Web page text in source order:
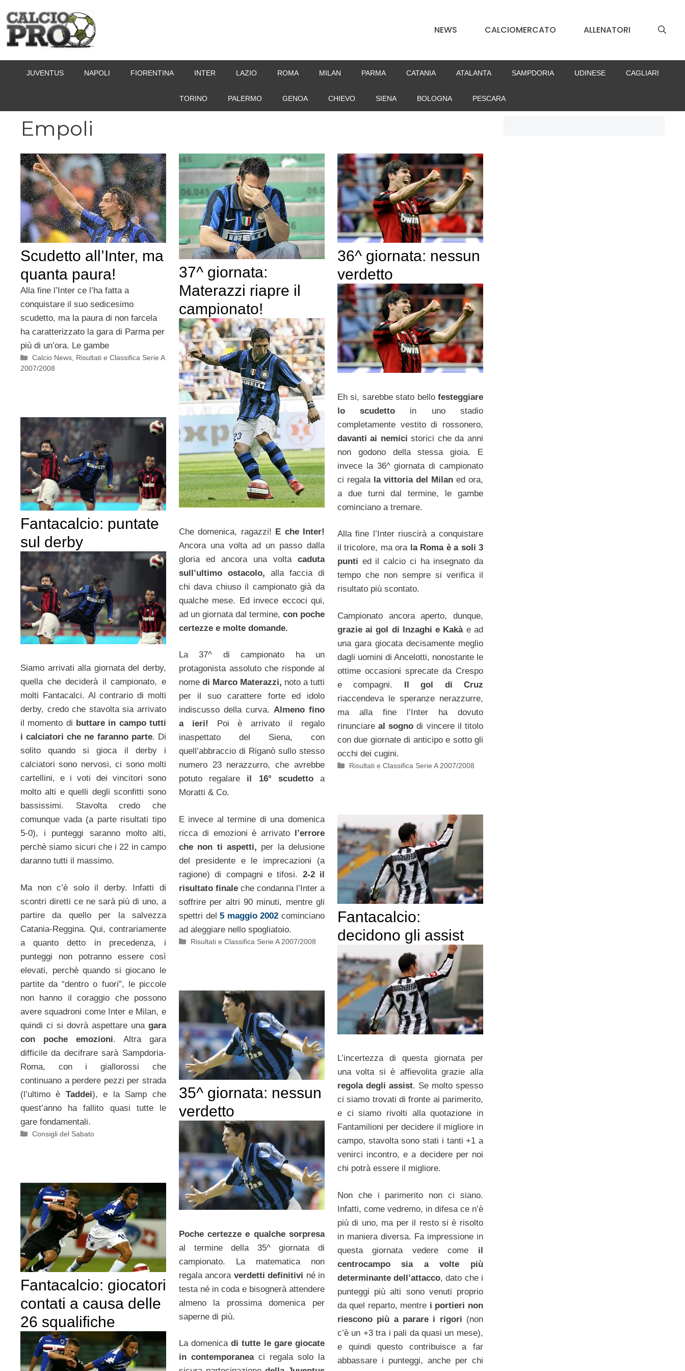
contenuto
NEWS CALCIOMERCATO ALLENATORI
JUVENTUS NAPOLI FIORENTINA INTER LAZIO ROMA MILAN PARMA CATANIA ATALANTA SAMPDORIA UDINESE CAGLIARI
TORINO PALERMO GENOA CHIEVO SIENA BOLOGNA PESCARA
Empoli
Scudetto all’Inter, ma
quanta paura!
Alla fine l’Inter ce l’ha fatta a
conquistare il suo sedicesimo
scudetto, ma la paura di non farcela
ha caratterizzato la gara di Parma per
più di un’ora. Le gambe
Categorie
Calcio News Risultati e Classifica Serie A
2007/2008
37^ giornata:
Materazzi riapre il
campionato!
Che domenica, ragazzi! E che Inter!
Ancora una volta ad un passo dalla
gloria ed ancora una volta caduta
sull’ultimo ostacolo, alla faccia di
chi dava chiuso il campionato già da
qualche mese. Ed invece eccoci qui,
ad un giornata dal termine, con poche
certezze e molte domande.
La 37^ di campionato ha un
protagonista assoluto che risponde al
nome di Marco Materazzi, noto a tutti
per il suo carattere forte ed idolo
indiscusso della curva. Almeno fino
a ieri!
Poi è arrivato il regalo
inaspettato del Siena, con
quell’abbraccio di Riganò sullo stesso
numero 23 nerazzurro, che avrebbe
potuto regalare il 16° scudetto a
Moratti & Co.
E invece al termine di una domenica
ricca di emozioni è arrivato l’errore
che non ti aspetti, per la delusione
del presidente e le imprecazioni (a
ragione) di compagni e tifosi. 2-2 il
risultato finaleche condanna l’Inter a
soffrire per altri 90 minuti, mentre gli
spettri del5 maggio 2002 cominciano
ad aleggiare nello spogliatoio.
Categorie
Risultati e Classifica Serie A 2007/2008
36^ giornata: nessun
verdetto
Eh si, sarebbe stato bello festeggiare
lo scudetto in uno stadio
completamente vestito di rossonero,
davanti ai nemicistorici che da anni
non godono della stessa gioia. E
invece la 36^ giornata di campionato
ci regala la vittoria del Milaned ora,
a due turni dal termine, le gambe
cominciano a tremare.
Alla fine l’Inter riuscirà a conquistare
il tricolore, ma ora la Roma è a soli 3
punti ed il calcio ci ha insegnato da
tempo che non sempre si verifica il
risultato più scontato.
Campionato ancora aperto, dunque,
grazie ai gol di Inzaghi e Kakàe ad
una gara giocata decisamente meglio
dagli uomini di Ancelotti, nonostante le
ottime occasioni sprecate da Crespo
e compagni. Il gol di Cruz
riaccendeva le speranze nerazzurre,
ma alla fine l’Inter ha dovuto
rinunciareal sogno di vincere il titolo
con due giornate di anticipo e sotto gli
occhi dei cugini.
Categorie
Risultati e Classifica Serie A 2007/2008
Fantacalcio: puntate
sul derby
Siamo arrivati alla giornata del derby,
quella che deciderà il campionato, e
molti Fantacalci. Al contrario di molti
derby, credo che stavolta sia arrivato
il momento di buttare in campo tutti
i calciatori che ne faranno parte. Di
solito quando si gioca il derby i
calciatori sono nervosi, ci sono molti
cartellini, e i voti dei vincitori sono
molto alti e quelli degli sconfitti sono
bassissimi. Stavolta credo che
comunque vada (a parte risultati tipo
5-0), i punteggi saranno molto alti,
perchè siamo sicuri che i 22 in campo
daranno tutti il massimo.
Ma non c’è solo il derby. Infatti di
scontri diretti ce ne sarà più di uno, a
partire da quello per la salvezza
Catania-Reggina. Qui, contrariamente
a quanto detto in precedenza, i
punteggi non potranno essere così
elevati, perchè quando si giocano le
partite da “dentro o fuori”, le piccole
non hanno il coraggio che possono
avere squadroni come Inter e Milan, e
quindi ci si dovrà aspettare una gara
con poche emozioni. Altra gara
difficile da decifrare sarà Sampdoria-
Roma, con i giallorossi che
continuano a perdere pezzi per strada
(l’ultimo è Taddei), e la Samp che
quest’anno ha fallito quasi tutte le
gare fondamentali.
Categorie
Consigli del Sabato
Fantacalcio:
decidono gli assist
L’incertezza di questa giornata per
una volta si è affievolita grazie alla
regola degli assist. Se molto spesso
ci siamo trovati di fronte ai parimerito,
e ci siamo rivolti alla quotazione in
Fantamilioni per decidere il migliore in
campo, stavolta sono stati i tanti +1 a
venirci incontro, e a decidere per noi
chi potrà essere il migliore.
Non che i parimerito non ci siano.
Infatti, come vedremo, in difesa ce n’è
più di uno, ma per il resto si è risolto
in maniera diversa. Fa impressione in
questa giornata vedere come il
centrocampo sia a volte più
determinante dell’attacco, dato che i
punteggi più alti sono venuti proprio
da quel reparto, mentre i portieri non
riescono più a parare i rigori (non
c’è un +3 tra i pali da quasi un mese),
e quindi questo contribuisce a far
abbassare i punteggi, anche per chi
35^ giornata: nessun
verdetto
Poche certezze e qualche sorpresa
al termine della 35^ giornata di
campionato. La matematica non
regala ancora verdetti definitivi né in
testa né in coda e bisognerà attendere
almeno la prossima domenica per
saperne di più.
La domenicadi tutte le gare giocate
in contemporaneaci regala solo la
Fantacalcio: giocatori
contati a causa delle
26 squalifiche